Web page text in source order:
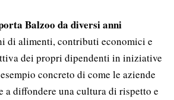
Balzoo da diversi anni
di alimenti, contributi economici e
dei propri dipendenti in iniziative
concreto di come le aziende
a diffondere una cultura di rispetto e